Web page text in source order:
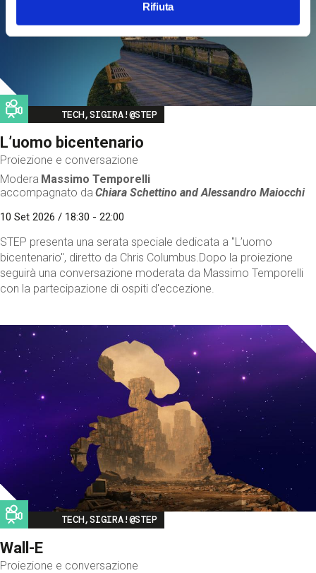
Rifiuta
Image
TECH,SIGIRA!@STEP
L’uomo bicentenario
Proiezione e conversazione
Modera Massimo Temporelli
accompagnato da Chiara Schettino andAlessandro Maiocchi
10 Set 2026 / 18:30 - 22:00
STEP presenta una serata speciale dedicata a "L’uomo
bicentenario", diretto da Chris Columbus.Dopo la proiezione
seguirà una conversazione moderata da Massimo Temporelli
con la partecipazione di ospiti d'eccezione.
Image
TECH,SIGIRA!@STEP
Wall-E
Proiezione e conversazione